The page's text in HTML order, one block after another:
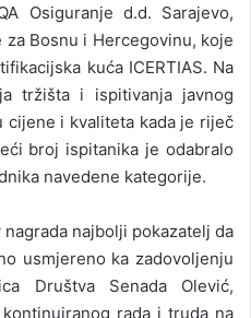
Osiguranje d.d. Sarajevo,
Bosnu i Hercegovinu, koje
kuća ICERTIAS. Na
tržišta i ispitivanja javnog
cijene i kvaliteta kada je riječ
broj ispitanika je odabralo
navedene kategorije.
najbolji pokazatelj da
usmjereno ka zadovoljenju
Društva Senada Olević,
rada i truda na